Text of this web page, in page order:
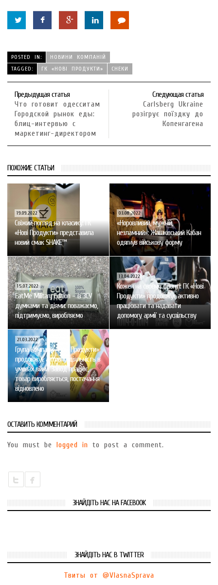
POSTED IN:
НОВИНИ КОМПАНІЙ
TAGGED:
ГК «НОВІ ПРОДУКТИ» СНЕКИ
Предыдущая статья
Что готовит одесситам
Городской рынок еды:
блиц-интервью с
маркетинг-директором
Следующая статья
Carlsberg Ukraine
розігрує поїздку до
Копенгагена
ПОХОЖИЕ СТАТЬИ
19.09.2022
Свіжий погляд на класику: ГК
«Нові Продукти» представила
новий смак SHAKE™
03.08.2022
«Норовливий, мужній,
незламний»: Жашківський Кабан
одягнув військову форму
15.07.2022
EatMe Military Edition – із ЗСУ
думками та діями: поважаємо,
підтримуємо, виробляємо
13.04.2022
Кожен на своєму фронті: ГК «Нові
Продукти» продовжує активно
працювати та надавати
допомогу армії та суспільству
21.03.2022
Група Компаній «Нові Продукти»
продовжує активну діяльність в
умовах війни! Завод працює,
товар виробляється, постачання
відновлено
ОСТАВИТЬ КОММЕНТАРИЙ
You must be logged in to post a comment.
ЗНАЙДІТЬ НАС НА FACEBOOK
ЗНАЙДІТЬ НАС В TWITTER
Твиты от @VlasnaSprava